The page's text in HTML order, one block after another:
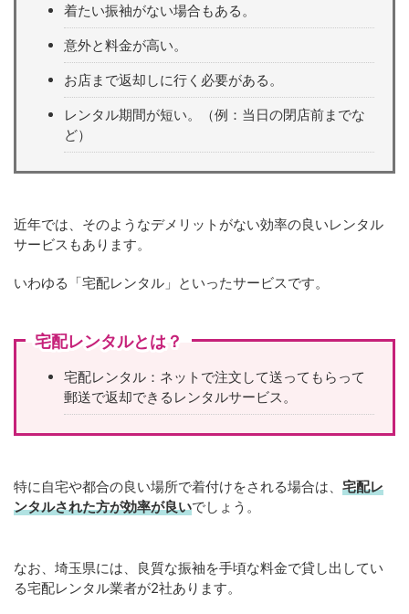
着たい振袖がない場合もある。
意外と料金が高い。
お店まで返却しに行く必要がある。
レンタル期間が短い。（例：当日の閉店前までな
ど）
近年では、そのようなデメリットがない効率の良いレンタル
サービスもあります。
いわゆる「宅配レンタル」といったサービスです。
宅配レンタルとは？
宅配レンタル：ネットで注文して送ってもらって
郵送で返却できるレンタルサービス。
特に自宅や都合の良い場所で着付けをされる場合は、 宅配レ
ンタルされた方が効率が良いでしょう。
なお、埼玉県には、良質な振袖を手頃な料金で貸し出してい
る宅配レンタル業者が2社あります。